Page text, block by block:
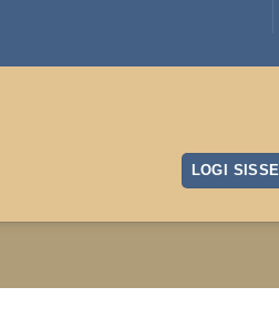
LOGI SISSE